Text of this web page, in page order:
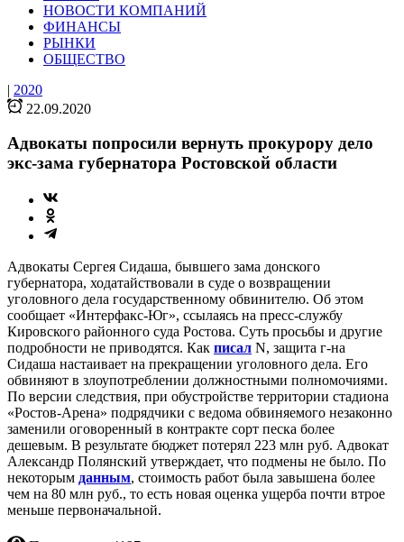
НОВОСТИ КОМПАНИЙ
ФИНАНСЫ
РЫНКИ
ОБЩЕСТВО
| 2020
22.09.2020
Адвокаты попросили вернуть прокурору дело
экс-зама губернатора Ростовской области
Адвокаты Сергея Сидаша, бывшего зама донского
губернатора, ходатайствовали в суде о возвращении
уголовного дела государственному обвинителю. Об этом
сообщает «Интерфакс-Юг», ссылаясь на пресс-службу
Кировского районного суда Ростова. Суть просьбы и другие
подробности не приводятся. Как писал N, защита г-на
Сидаша настаивает на прекращении уголовного дела. Его
обвиняют в злоупотреблении должностными полномочиями.
По версии следствия, при обустройстве территории стадиона
«Ростов-Арена» подрядчики с ведома обвиняемого незаконно
заменили оговоренный в контракте сорт песка более
дешевым. В результате бюджет потерял 223 млн руб. Адвокат
Александр Полянский утверждает, что подмены не было. По
некоторым данным, стоимость работ была завышена более
чем на 80 млн руб., то есть новая оценка ущерба почти втрое
меньше первоначальной.